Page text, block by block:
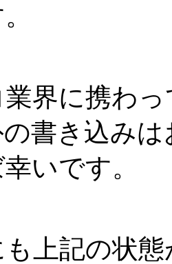
界に携わっ
書き込みは
いです。
上記の状態